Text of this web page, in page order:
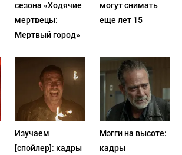
сезона «Ходячие
мертвецы:
Мертвый город»
могут снимать
еще лет 15
Изучаем
[спойлер]: кадры
Мэгги на высоте:
кадры